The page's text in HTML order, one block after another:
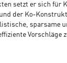
setzt er sich für
der Ko-
sparsame
Vorschläge